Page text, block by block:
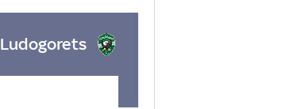
Ludogorets